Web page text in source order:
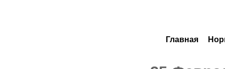
Главная